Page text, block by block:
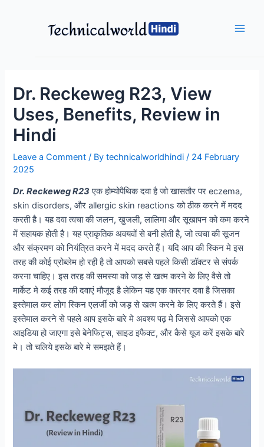
Dr. Reckeweg R23, View
Uses, Benefits, Review in
Hindi
Leave a Comment / Bytechnicalworldhindi/ 24 February
2025
Dr. Reckeweg R23 एक होम्योपैथिक दवा है जो खासतौर पर eczema,
skin disorders, और allergic skin reactions को ठीक करने में मदद
करती है। यह दवा त्वचा की जलन, खुजली, लालिमा और सूखापन को कम करने
में सहायक होती है। यह प्राकृतिक अवयवों से बनी होती है, जो त्वचा की सूजन
और संक्रमण को नियंत्रित करने में मदद करते हैं। यदि आप की स्किन मे इस
तरह की कोई प्रोब्लेम हो रही है तो आपको सबसे पहले किसी डॉक्टर से संपर्क
करना चाहिए। इस तरह की समस्या को जड़ से खत्म करने के लिए वैसे तो
मार्केट मे कई तरह की दवाएं मौजूद है लेकिन यह एक कारगर दवा है जिसका
इस्तेमाल कर लोग स्किन एलर्जी को जड़ से खत्म करने के लिए करते हैं। इसे
इस्तेमाल करने से पहले आप इसके बारे मे अवश्य पढ़ मे जिससे आपको एक
आइडिया हो जाएगा इसे बेनेफिट्स, साइड इफैक्ट, और कैसे यूज करें इसके बारे
मे। तो चलिये इसके बारे मे समझते हैं।